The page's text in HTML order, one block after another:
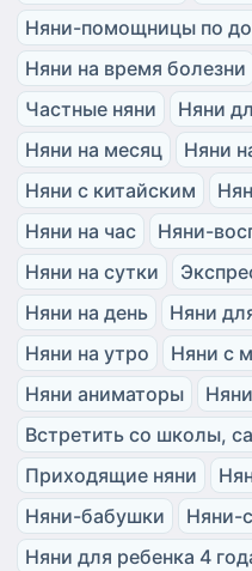
Няни-помощницы по
Няни на время болезни
Частные няни
Няни
Няни на месяц
Няни
Няни с китайским
Няни на час
Няни-
Няни на сутки
Няни на день
Няни
Няни на утро
Няни с
Няни аниматоры
Встретить со школы,
Приходящие няни
Няни-бабушки
Няни-
Няни для ребенка 4